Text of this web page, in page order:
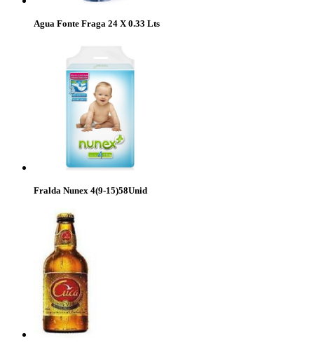
Agua Fonte Fraga 24 X 0.33 Lts
Fralda Nunex 4(9-15)58Unid